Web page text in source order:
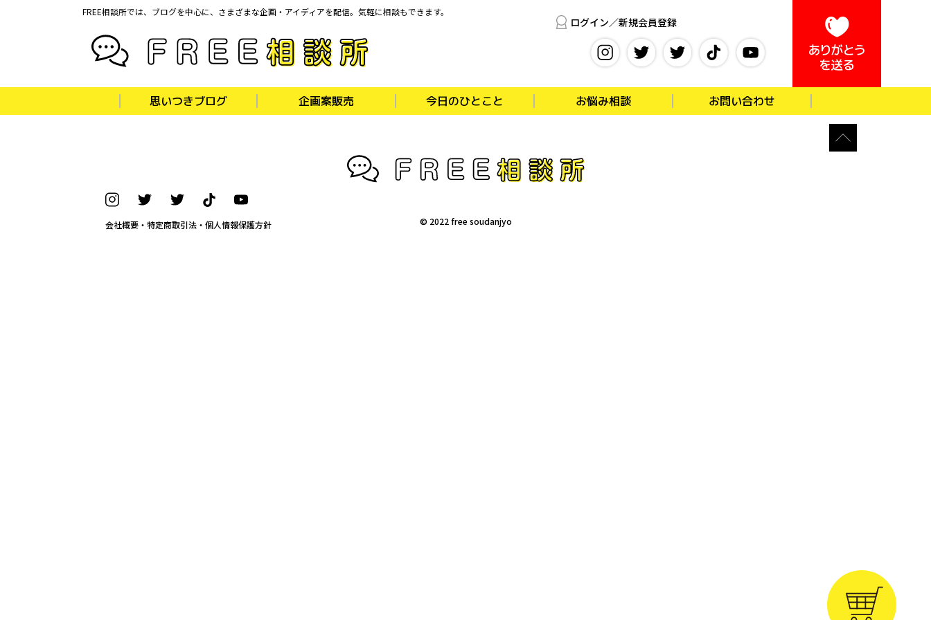
FREE相談所では、ブログを中心に、さまざまな企画・アイディアを配信。気軽に相談もできます。
ログイン／新規会員登録
思いつきブログ 企画案販売 今日のひとこと お悩み相談 お問い合わせ
会社概要・特定商取引法・個人情報保護方針 © 2022 free soudanjyo